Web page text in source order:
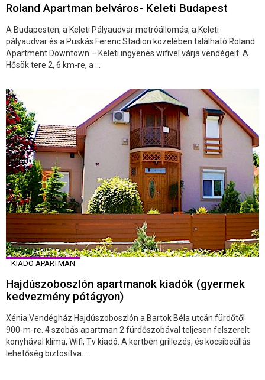
Roland Apartman belváros- Keleti Budapest
A Budapesten, a Keleti Pályaudvar metróállomás, a Keleti
pályaudvar és a Puskás Ferenc Stadion közelében található Roland
Apartment Downtown – Keleti ingyenes wifivel várja vendégeit. A
Hősök tere 2, 6 km-re, a ...
KIADÓ APARTMAN
Hajdúszoboszlón apartmanok kiadók (gyermek
kedvezmény pótágyon)
Xénia Vendégház Hajdúszoboszlón a Bartok Béla utcán fürdőtől
900-m-re. 4 szobás apartman 2 fürdőszobával teljesen felszerelt
konyhával klíma, Wifi, Tv kiadó. A kertben grillezés, és kocsibeállás
lehetőség biztosítva. ...